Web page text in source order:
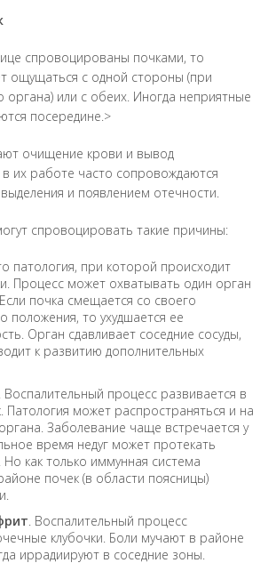
спровоцированы почками, то
ощущаться с одной стороны (при
органа) или с обеих. Иногда неприятные
посередине.>
очищение крови и вывод
их работе часто сопровождаются
и появлением отечности.
спровоцировать такие причины:
патология, при которой происходит
Процесс может охватывать один орган
почка смещается со своего
положения, то ухудшается ее
Орган сдавливает соседние сосуды,
к развитию дополнительных
. Воспалительный процесс развивается в
Патология может распространяться и на
Заболевание чаще встречается у
время недуг может протекать
как только иммунная система
почек (в области поясницы)
. Воспалительный процесс
клубочки. Боли мучают в районе
иррадиируют в соседние зоны.